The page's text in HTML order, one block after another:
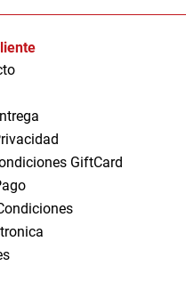
GiftCard